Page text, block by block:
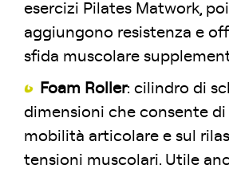
esercizi Pilates Matwork,
aggiungono resistenza e
sfida muscolare
Foam Roller: cilindro di
dimensioni che consente di
mobilità articolare e sul
tensioni muscolari. Utile